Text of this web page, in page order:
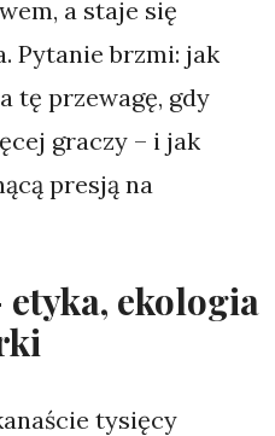
a staje się
Pytanie brzmi: jak
tę przewagę, gdy
graczy – i jak
presją na
ekologia
tysięcy